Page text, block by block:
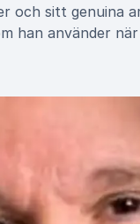
och sitt genuina
han använder